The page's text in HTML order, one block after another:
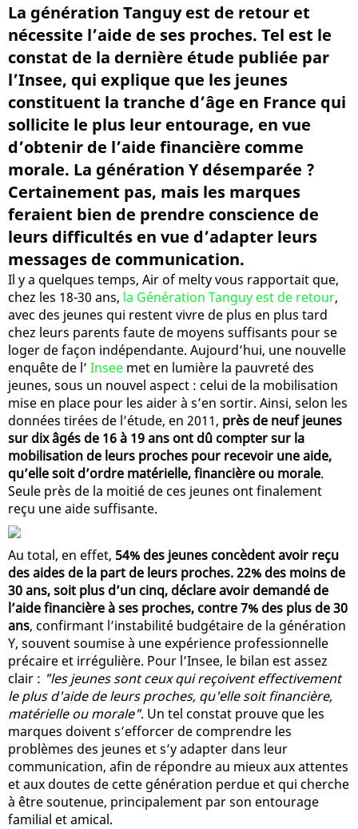
La génération Tanguy est de retour et
nécessite l’aide de ses proches. Tel est le
constat de la dernière étude publiée par
l’Insee, qui explique que les jeunes
constituent la tranche d’âge en France qui
sollicite le plus leur entourage, en vue
d’obtenir de l’aide financière comme
morale. La génération Y désemparée ?
Certainement pas, mais les marques
feraient bien de prendre conscience de
leurs difficultés en vue d’adapter leurs
messages de communication.
Il y a quelques temps, Air of melty vous rapportait que,
chez les 18-30 ans, la Génération Tanguy est de retour,
avec des jeunes qui restent vivre de plus en plus tard
chez leurs parents faute de moyens suffisants pour se
loger de façon indépendante. Aujourd’hui, une nouvelle
enquête de l’ Insee met en lumière la pauvreté des
jeunes, sous un nouvel aspect : celui de la mobilisation
mise en place pour les aider à s’en sortir. Ainsi, selon les
données tirées de l’étude, en 2011, près de neuf jeunes
sur dix âgés de 16 à 19 ans ont dû compter sur la
mobilisation de leurs proches pour recevoir une aide,
qu’elle soit d’ordre matérielle, financière ou morale.
Seule près de la moitié de ces jeunes ont finalement
reçu une aide suffisante.
Au total, en effet, 54% des jeunes concèdent avoir reçu
des aides de la part de leurs proches. 22% des moins de
30 ans, soit plus d’un cinq, déclare avoir demandé de
l’aide financière à ses proches, contre 7% des plus de 30
ans, confirmant l’instabilité budgétaire de la génération
Y, souvent soumise à une expérience professionnelle
précaire et irrégulière. Pour l’Insee, le bilan est assez
clair : "les jeunes sont ceux qui reçoivent effectivement
le plus d'aide de leurs proches, qu'elle soit financière,
matérielle ou morale". Un tel constat prouve que les
marques doivent s’efforcer de comprendre les
problèmes des jeunes et s’y adapter dans leur
communication, afin de répondre au mieux aux attentes
et aux doutes de cette génération perdue et qui cherche
à être soutenue, principalement par son entourage
familial et amical.